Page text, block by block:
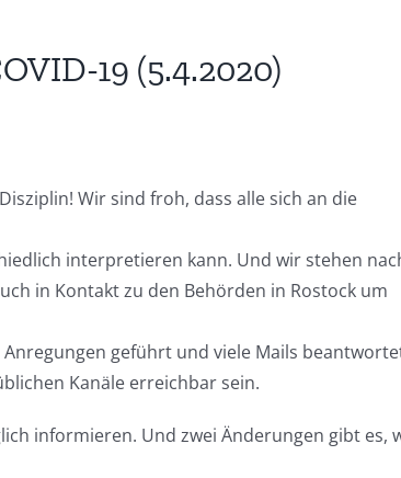
19 (5.4.2020)
Wir sind froh, dass alle sich an die
interpretieren kann. Und wir stehen
in Kontakt zu den Behörden in Rostock um
geführt und viele Mails
Kanäle erreichbar sein.
informieren. Und zwei Änderungen gibt es,